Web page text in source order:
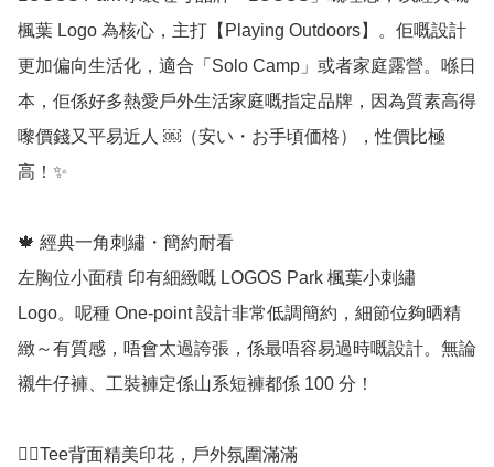
楓葉 Logo 為核心，主打【Playing Outdoors】。佢嘅設計
更加偏向生活化，適合「Solo Camp」或者家庭露營。喺日
本，佢係好多熱愛戶外生活家庭嘅指定品牌，因為質素高得
嚟價錢又平易近人 ￼（安い・お手頃価格），性價比極
高！✨
🍁 經典一角刺繡・簡約耐看
左胸位小面積 印有細緻嘅 LOGOS Park 楓葉小刺繡
Logo。呢種 One-point 設計非常低調簡約，細節位夠晒精
緻～有質感，唔會太過誇張，係最唔容易過時嘅設計。無論
襯牛仔褲、工裝褲定係山系短褲都係 100 分！
💁‍♀️Tee背面精美印花，戶外氛圍滿滿